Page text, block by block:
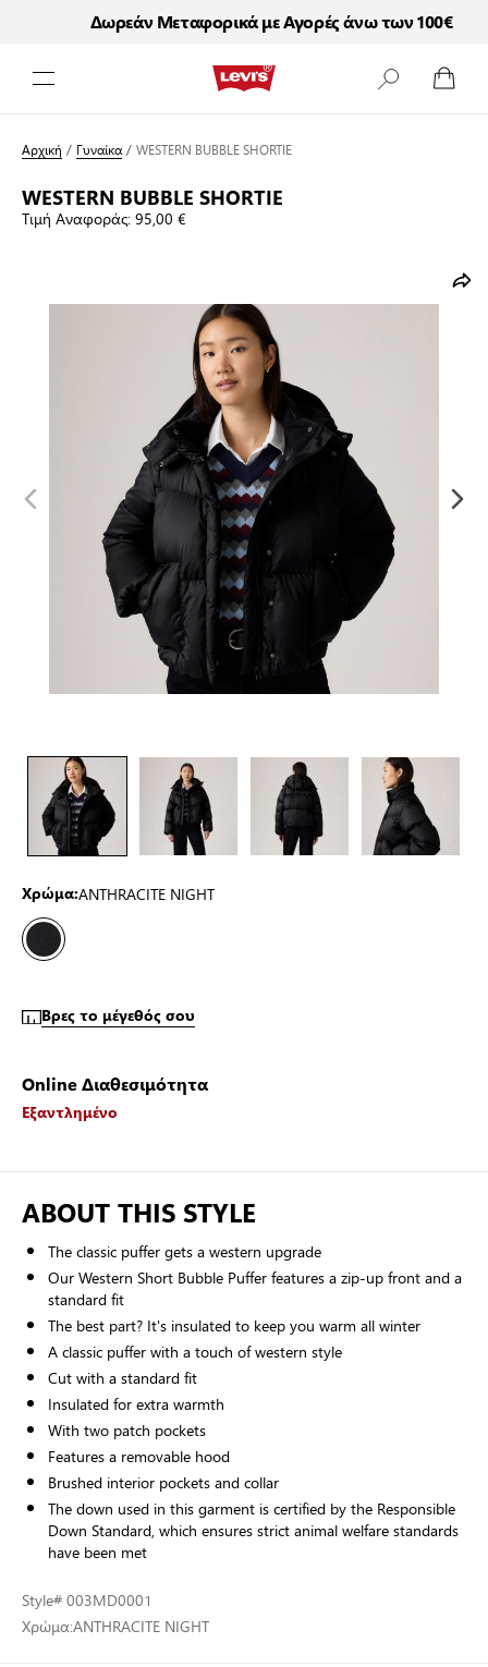
Δωρεάν Μεταφορικά με Αγορές άνω των 100€
Αρχική / Γυναίκα/WESTERN BUBBLE SHORTIE
WESTERN BUBBLE SHORTIE
Τιμή Αναφοράς:95,00 €
Χρώμα:ANTHRACITE NIGHT
Βρες το μέγεθός σου
Online Διαθεσιμότητα
Εξαντλημένο
ABOUT THIS STYLE
The classic puffer gets a western upgrade
Our Western Short Bubble Puffer features a zip-up front and a
standard fit
The best part? It's insulated to keep you warm all winter
A classic puffer with a touch of western style
Cut with a standard fit
Insulated for extra warmth
With two patch pockets
Features a removable hood
Brushed interior pockets and collar
The down used in this garment is certified by the Responsible
Down Standard, which ensures strict animal welfare standards
have been met
Style# 003MD0001
Χρώμα:ANTHRACITE NIGHT